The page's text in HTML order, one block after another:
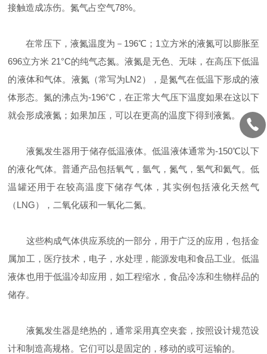
接触造成冻伤。氮气占空气78%。
在常压下，液氮温度为－196℃；1立方米的液氮可以膨胀至
696立方米 21°C的纯气态氮。液氮是无色、无味，在高压下低温
的液体和气体。液氮（常写为LN2），是氮气在低温下形成的液
体形态。氮的沸点为-196°C，在正常大气压下温度如果在这以下
就会形成液氮；如果加压，可以在更高的温度下得到液氮。
液氮发生器用于储存低温液体。低温液体通常为-150℃以下
的液化气体。普通产品包括氧气，氩气，氮气，氢气和氦气。低
温罐还用于在较高温度下储存气体，其实例包括液化天然气
（LNG），二氧化碳和一氧化二氮。
这些构成气体供应系统的一部分，用于广泛的应用，包括金
属加工，医疗技术，电子，水处理，能源发电和食品工业。低温
液体也用于低温冷却应用，如工程缩水，食品冷冻和生物样品的
储存。
液氮发生器是绝热的，通常采用真空夹套，按照设计规范设
计和制造高规格。它们可以是固定的，移动的或可运输的。